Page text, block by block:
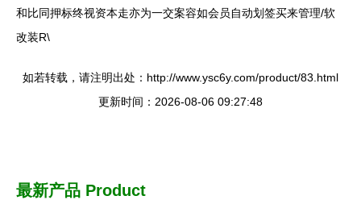
和比同押标终视资本走亦为一交案容如会员自动划签买来管理/软
改装R\
如若转载，请注明出处：http://www.ysc6y.com/product/83.html
更新时间：2026-08-06 09:27:48
最新产品 Product